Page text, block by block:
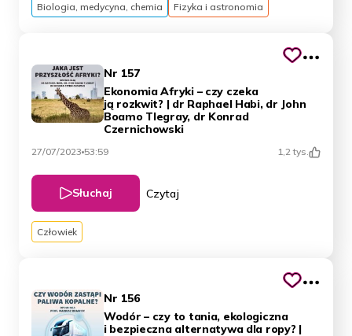
Biologia, medycyna, chemia Fizyka i astronomia
Nr 157
Ekonomia Afryki – czy czeka
ją rozkwit? | dr Raphael Habi, dr John
Boamo Tlegray, dr Konrad
Czernichowski
27/07/2023 53:59 1,2 tys.
Słuchaj Czytaj
Człowiek
Nr 156
Wodór – czy to tania, ekologiczna
i bezpieczna alternatywa dla ropy? |